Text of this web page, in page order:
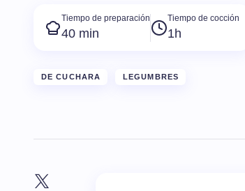
Tiempo de preparación
40 min
Tiempo de cocción
1h
DE CUCHARA LEGUMBRES